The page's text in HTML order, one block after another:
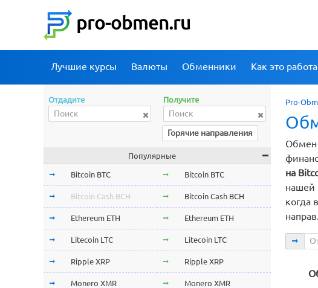
pro-obmen.ru
Лучшие курсы Валюты Обменники Как это
Pro-
Обмен
на
нашей
когда
Отдадите Получите
Горячие направления
Популярные
Bitcoin BTC Bitcoin BTC
Bitcoin Cash BCH Bitcoin Cash BCH
Ethereum ETH Ethereum ETH
Litecoin LTC Litecoin LTC
Ripple XRP Ripple XRP
Monero XMR Monero XMR